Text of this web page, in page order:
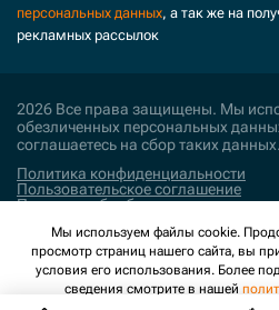
персональных данных, а так же на
рекламных рассылок
2026 Все права защищены. Мы
обезличенных персональных
соглашаетесь на сбор таких данных.
Политика конфиденциальности
Пользовательское соглашение
Политика обработки
Поддержка и развитие
Мы используем файлы cookie.
просмотр страниц нашего сайта, вы
условия его использования. Более
сведения смотрите в нашей